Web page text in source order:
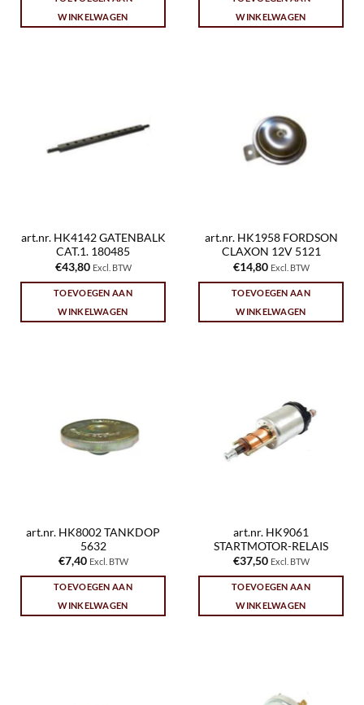
WINKELWAGEN
WINKELWAGEN
art.nr. HK4142 GATENBALK
CAT.1. 180485
€43,80 Excl. BTW
TOEVOEGEN AAN
WINKELWAGEN
art.nr. HK1958 FORDSON
CLAXON 12V 5121
€14,80 Excl. BTW
TOEVOEGEN AAN
WINKELWAGEN
art.nr. HK8002 TANKDOP
5632
€7,40 Excl. BTW
TOEVOEGEN AAN
WINKELWAGEN
art.nr. HK9061
STARTMOTOR-RELAIS
€37,50 Excl. BTW
TOEVOEGEN AAN
WINKELWAGEN